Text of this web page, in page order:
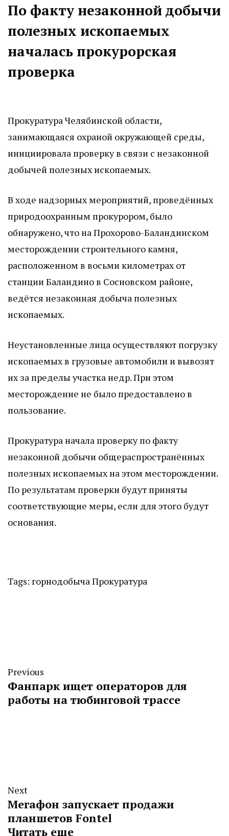
По факту незаконной добычи
полезных ископаемых
началась прокурорская
проверка
Прокуратура Челябинской области,
занимающаяся охраной окружающей среды,
инициировала проверку в связи с незаконной
добычей полезных ископаемых.
В ходе надзорных мероприятий, проведённых
природоохранным прокурором, было
обнаружено, что на Прохорово-Баландинском
месторождении строительного камня,
расположенном в восьми километрах от
станции Баландино в Сосновском районе,
ведётся незаконная добыча полезных
ископаемых.
Неустановленные лица осуществляют погрузку
ископаемых в грузовые автомобили и вывозят
их за пределы участка недр. При этом
месторождение не было предоставлено в
пользование.
Прокуратура начала проверку по факту
незаконной добычи общераспространённых
полезных ископаемых на этом месторождении.
По результатам проверки будут приняты
соответствующие меры, если для этого будут
основания.
Tags: горнодобычаПрокуратура
Previous
Фанпарк ищет операторов для
работы на тюбинговой трассе
Next
Мегафон запускает продажи
планшетов Fontel
Читать еще